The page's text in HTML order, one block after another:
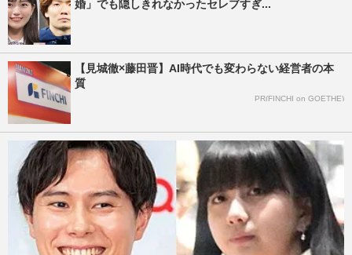
婚」でも隠しきれなかったセレブすぎ...
【見城徹×藤田晋】AI時代でも変わらない経営者の本
質
PR(FINCHI on GOETHE)